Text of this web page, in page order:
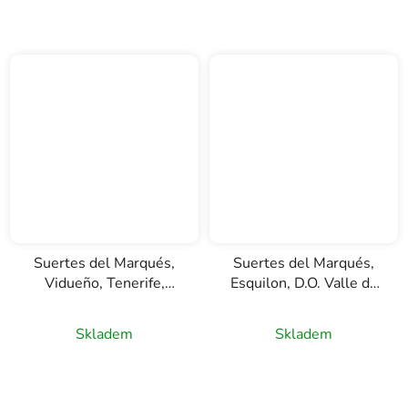
Suertes del Marqués,
Vidueño, Tenerife,
hodnocení
Skladem
Suertes del Marqués,
Esquilon, D.O. Valle de
víno, 0,75l
Skladem